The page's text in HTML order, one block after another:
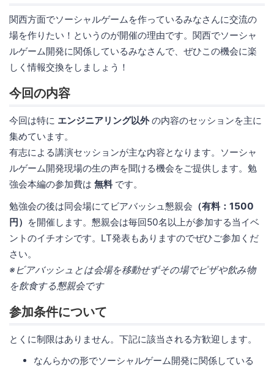
関西方面でソーシャルゲームを作っているみなさんに交流の
場を作りたい！というのが開催の理由です。関西でソーシャ
ルゲーム開発に関係しているみなさんで、ぜひこの機会に楽
しく情報交換をしましょう！
今回の内容
今回は特に エンジニアリング以外の内容のセッションを主に
集めています。
有志による講演セッションが主な内容となります。ソーシャ
ルゲーム開発現場の生の声を聞ける機会をご提供します。勉
強会本編の参加費は 無料 です。
勉強会の後は同会場にてビアバッシュ懇親会 （有料：1500
円） を開催します。懇親会は毎回50名以上が参加する当イベ
ントのイチオシです。LT発表もありますのでぜひご参加くだ
さい。
※ビアバッシュとは会場を移動せずその場でピザや飲み物
を飲食する懇親会です
参加条件について
とくに制限はありません。下記に該当される方歓迎します。
なんらかの形でソーシャルゲーム開発に関係している